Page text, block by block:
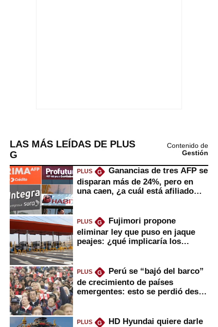
LAS MÁS LEÍDAS DE PLUS
G
Contenido de
Gestión
PLUS G
Ganancias de tres AFP se
disparan más de 24%, pero en
una caen, ¿a cuál está afiliado
PLUS G
Fujimori propone
eliminar ley que puso en jaque
peajes: ¿qué implicaría los
PLUS G
Perú se “bajó del barco”
de crecimiento de países
emergentes: esto se perdió desde
PLUS G
HD Hyundai quiere darle